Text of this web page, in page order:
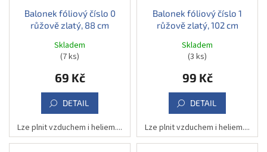
Balonek fóliový číslo 0
růžově zlatý, 88 cm
Skladem
(7 ks)
69 Kč
DETAIL
Lze plnit vzduchem i heliem....
Balonek fóliový číslo 1
růžově zlatý, 102 cm
Skladem
(3 ks)
99 Kč
DETAIL
Lze plnit vzduchem i heliem....